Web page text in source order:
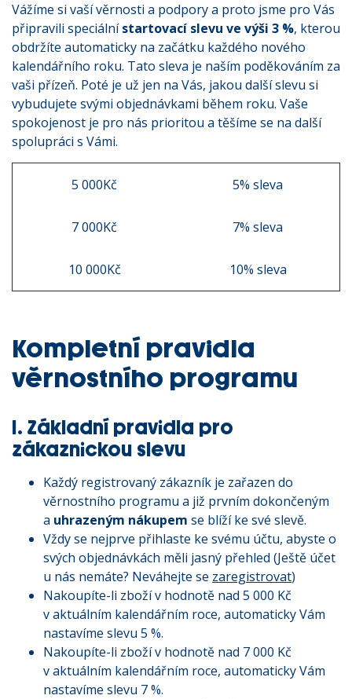
Vážíme si vaší věrnosti a podpory a proto jsme pro Vás
připravili speciálnístartovací slevu ve výši 3 %, kterou
obdržíte automaticky na začátku každého nového
kalendářního roku. Tato sleva je naším poděkováním za
vaši přízeň. Poté je už jen na Vás, jakou další slevu si
vybudujete svými objednávkami během roku. Vaše
spokojenost je pro nás prioritou a těšíme se na další
spolupráci s Vámi.
5 000Kč 5% sleva
7 000Kč 7% sleva
10 000Kč 10% sleva
Kompletní pravidla
věrnostního programu
I. Základní pravidla pro
zákaznickou slevu
Každý registrovaný zákazník je zařazen do
věrnostního programu a již prvním dokončeným
a uhrazeným nákupem se blíží ke své slevě.
Vždy se nejprve přihlaste ke svému účtu, abyste o
svých objednávkách měli jasný přehled (Ještě účet
u nás nemáte? Neváhejte se zaregistrovat)
Nakoupíte-li zboží v hodnotě nad 5 000 Kč
v aktuálním kalendářním roce, automaticky Vám
nastavíme slevu 5 %.
Nakoupíte-li zboží v hodnotě nad 7 000 Kč
v aktuálním kalendářním roce, automaticky Vám
nastavíme slevu 7 %.